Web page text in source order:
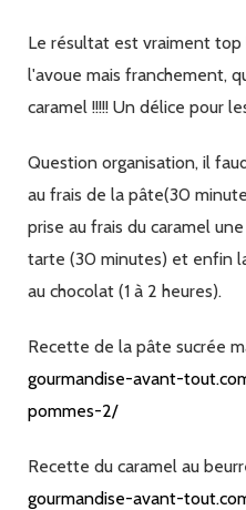
Le résultat est vraiment top ! Un dessert pas light, je
l'avoue mais franchement,
caramel !!!!! Un délice pour
Question organisation, il faudra prévoir un temps de mise
au frais de la pâte(30
prise au frais du caramel
tarte (30 minutes) et enfin
au chocolat (1 à 2 heures).
Recette de la pâte sucrée
gourmandise-avant-
pommes-2/
Recette du caramel au
gourmandise-avant-